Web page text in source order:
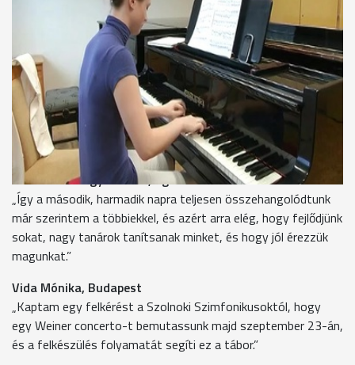
Eckhardt Gábor – zongoraművész
„Ez jelen pillanatban egy unikum, tehát ilyen tábor nincsen
sehol sem, ez főleg a klasszikus növendékeknek nagyon jó:
hihetetlenül lelkesen kapcsolódnak be az improvizációs
órákba, sőt állandóan panaszkodnak, hogy miért csak ennyi.”
Az ország minden tájáról érkeztek a komolyzene iránt
elkötelezett fiatalok az ötnapos táborba.
Komáromi Nagy Márton, Eger
„Így a második, harmadik napra teljesen összehangolódtunk
már szerintem a többiekkel, és azért arra elég, hogy fejlődjünk
sokat, nagy tanárok tanítsanak minket, és hogy jól érezzük
magunkat.”
Vida Mónika, Budapest
„Kaptam egy felkérést a Szolnoki Szimfonikusoktól, hogy
egy Weiner concerto-t bemutassunk majd szeptember 23-án,
és a felkészülés folyamatát segíti ez a tábor.”